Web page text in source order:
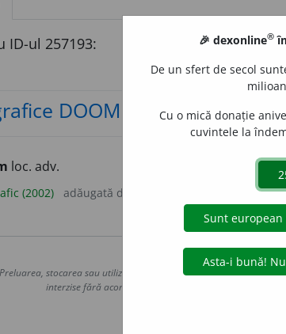
ID-ul 257193:
DOOM
loc. adv.
(2002) adăugată de
Copyright © 2004-2026
Preluarea, stocarea sau utilizarea datelor de pe acest site,
interzise fără acordul nostru prealabil scris, cu excepția
🎉 dexonline®
De un sfert de secol
Cu o mică donație
cuvintele la